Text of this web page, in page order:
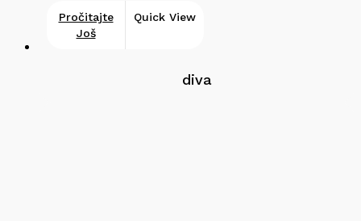
Pročitajte
Još
Quick View
diva